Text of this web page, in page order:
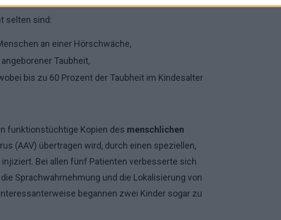
selten sind:
an einer Hörschwäche,
Taubheit,
bis zu 60 Prozent der Taubheit im Kindesalter
funktionstüchtige Kopien des menschlichen
(AAV) übertragen wird, durch einen speziellen,
Bei allen fünf Patienten verbesserte sich
Sprachwahrnehmung und die Lokalisierung von
begannen zwei Kinder sogar zu